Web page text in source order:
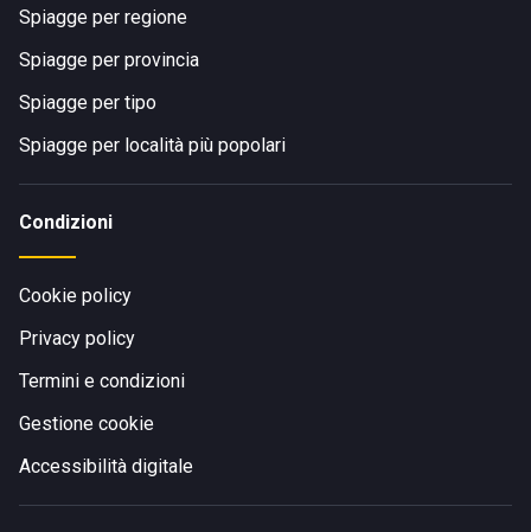
Spiagge per regione
Spiagge per provincia
Spiagge per tipo
Spiagge per località più popolari
Condizioni
Cookie policy
Privacy policy
Termini e condizioni
Gestione cookie
Accessibilità digitale